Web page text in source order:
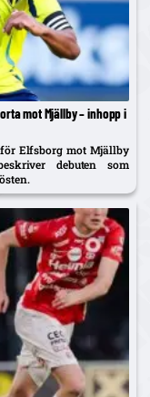
mot Mjällby – inhopp i
Elfsborg mot Mjällby
debuten som